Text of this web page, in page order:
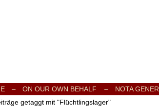
Internationale Onlinezeitung für Frieden,
– ON OUR OWN BEHALF – NOTA
getaggt mit "Flüchtlingslager"